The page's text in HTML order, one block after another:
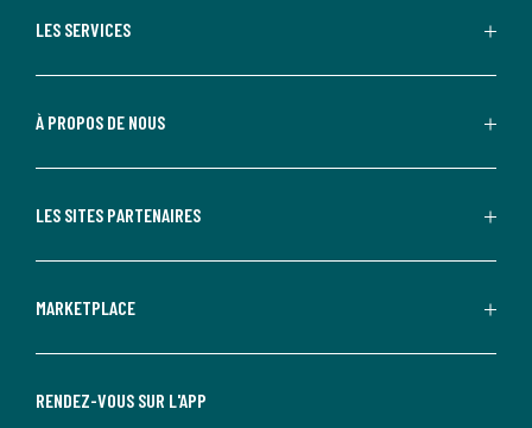
LES SERVICES
À PROPOS DE NOUS
LES SITES PARTENAIRES
MARKETPLACE
RENDEZ-VOUS SUR L'APP